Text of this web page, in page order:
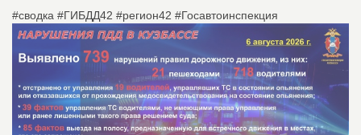
#сводка #ГИБДД42 #регион42 #Госавтоинспекция